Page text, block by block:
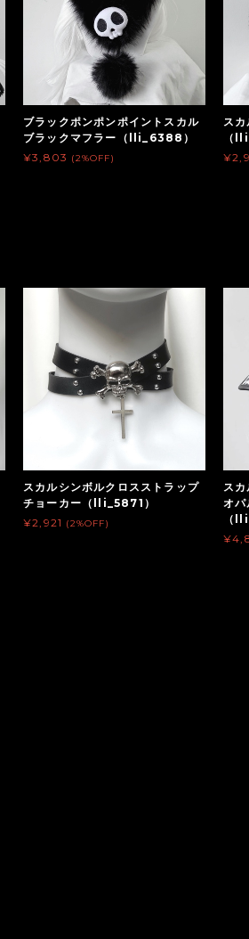
ブラックポンポンポイントスカル
ブラックマフラー（lli_6388）
¥3,803 (2%OFF)
ス
（
スカルシンボルクロスストラップ
チョーカー（lli_5871）
¥2,921 (2%OFF)
ス
オパ
（